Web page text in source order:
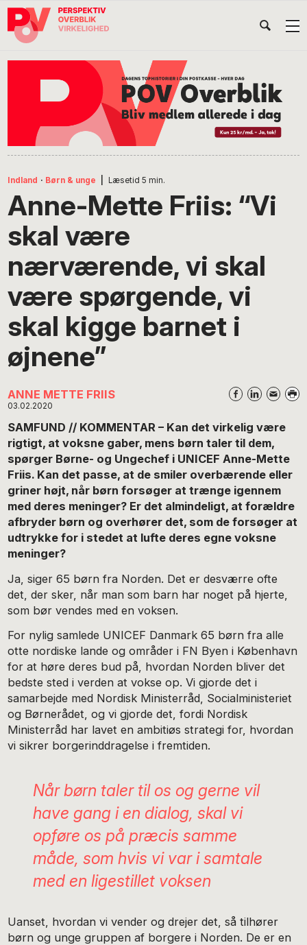
Gå
direkte
Skip
indhold
Gå
direkte
Indland · Børn & unge Læsetid 5 min.
Anne-Mette Friis: “Vi
skal være
nærværende, vi skal
være spørgende, vi
skal kigge barnet i
øjnene”
ANNE METTE FRIIS
03.02.2020
SAMFUND // KOMMENTAR – Kan det virkelig være
rigtigt, at voksne gaber, mens børn taler til dem,
spørger Børne- og Ungechef i UNICEF Anne-Mette
Friis. Kan det passe, at de smiler overbærende eller
griner højt, når børn forsøger at trænge igennem
med deres meninger? Er det almindeligt, at forældre
afbryder børn og overhører det, som de forsøger at
udtrykke for i stedet at lufte deres egne voksne
meninger?
Ja, siger 65 børn fra Norden. Det er desværre ofte
det, der sker, når man som barn har noget på hjerte,
som bør vendes med en voksen.
For nylig samlede UNICEF Danmark 65 børn fra alle
otte nordiske lande og områder i FN Byen i København
for at høre deres bud på, hvordan Norden bliver det
bedste sted i verden at vokse op. Vi gjorde det i
samarbejde med Nordisk Ministerråd, Socialministeriet
og Børnerådet, og vi gjorde det, fordi Nordisk
Ministerråd har lavet en ambitiøs strategi for, hvordan
vi sikrer borgerinddragelse i fremtiden.
Når børn taler til os og gerne vil
have gang i en dialog, skal vi
opføre os på præcis samme
måde, som hvis vi var i samtale
med en ligestillet voksen
Uanset, hvordan vi vender og drejer det, så tilhører
børn og unge gruppen af borgere i Norden. De er en